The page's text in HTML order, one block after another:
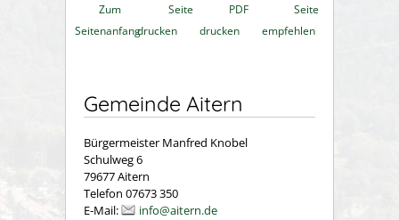
Zum
Seitenanfang
Seite
drucken
PDF
drucken
Seite
empfehlen
Gemeinde Aitern
Bürgermeister Manfred Knobel
Schulweg 6
79677 Aitern
Telefon 07673 350
E-Mail:
info@aitern.de